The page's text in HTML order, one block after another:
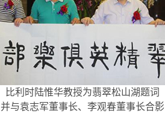
比利时陆惟华教授为翡翠松山湖题词
并与袁志军董事长、李观春董事长合影